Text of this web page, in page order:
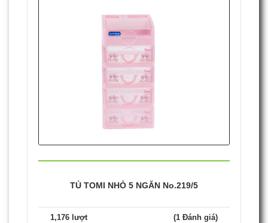
TỦ TOMI NHỎ 5 NGĂN No.219/5
1,176 lượt (1 Đánh giá)